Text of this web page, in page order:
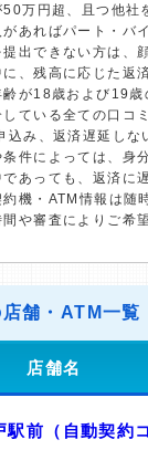
50万円超、且つ他社
あればパート・バ
出できない方は、
、残高に応じた返
が18歳および19歳
ている全ての口コ
込み、返済遅延しな
件によっては、身
あっても、返済に
約機・ATM情報は随
や審査によりご希
舗・ATM一覧
店舗名
駅前（自動契約